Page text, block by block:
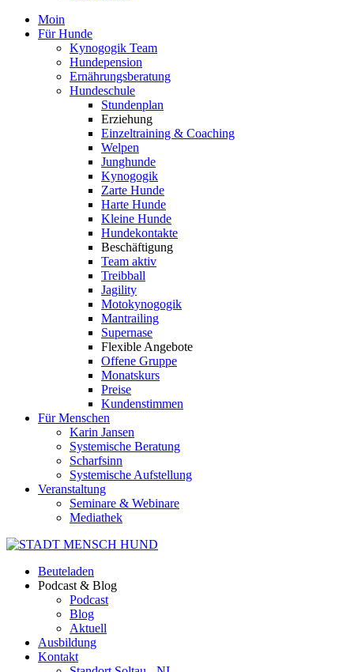
Moin
Für Hunde
Kynogogik Team
Hundepension
Ernährungsberatung
Hundeschule
Stundenplan
Erziehung
Einzeltraining & Coaching
Welpen
Junghunde
Kynogogik
Zarte Hunde
Harte Hunde
Kleine Hunde
Hundekontakte
Beschäftigung
Team aktiv
Treibball
Jagility
Motokynogogik
Mantrailing
Supernase
Flexible Angebote
Offene Gruppe
Monatskurs
Preise
Kundenstimmen
Für Menschen
Karin Jansen
Systemische Beratung
Scharfsinn
Systemische Aufstellung
Veranstaltung
Seminare & Webinare
Mediathek
Beuteladen
Podcast & Blog
Podcast
Blog
Aktuell
Ausbildung
Kontakt